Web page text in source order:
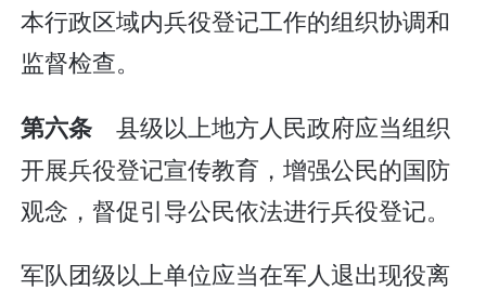
本行政区域内兵役登记工作的组织协调和
监督检查。
第六条县级以上地方人民政府应当组织
开展兵役登记宣传教育，增强公民的国防
观念，督促引导公民依法进行兵役登记。
军队团级以上单位应当在军人退出现役离